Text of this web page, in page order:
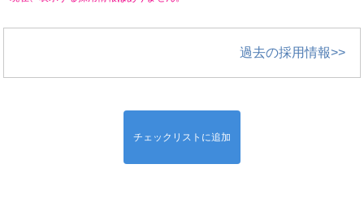
過去の採用情報>>
チェックリストに追加